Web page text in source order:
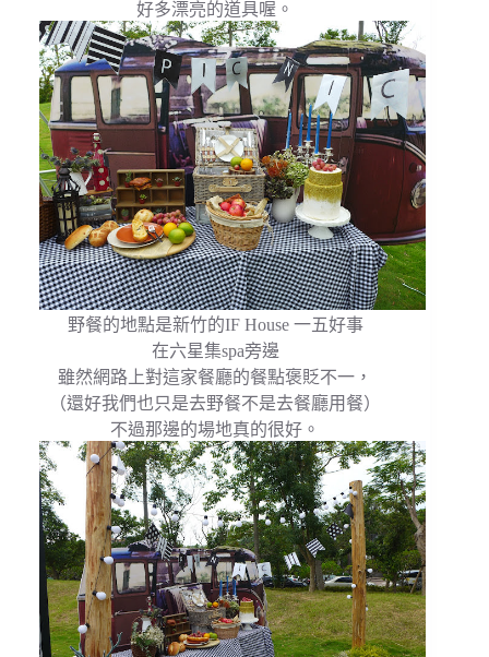
好多漂亮的道具喔。
野餐的地點是新竹的IF House 一五好事
在六星集spa旁邊
雖然網路上對這家餐廳的餐點褒貶不一，
（還好我們也只是去野餐不是去餐廳用餐）
不過那邊的場地真的很好。